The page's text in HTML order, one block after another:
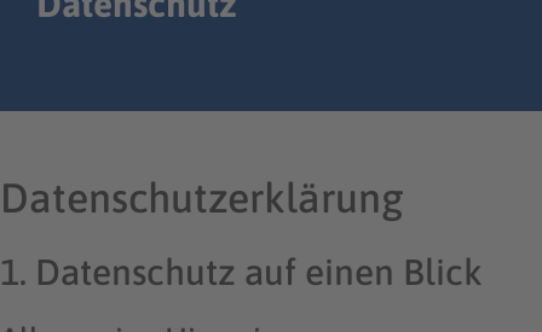
Datenschutz­erklärung
1. Datenschutz auf einen Blick